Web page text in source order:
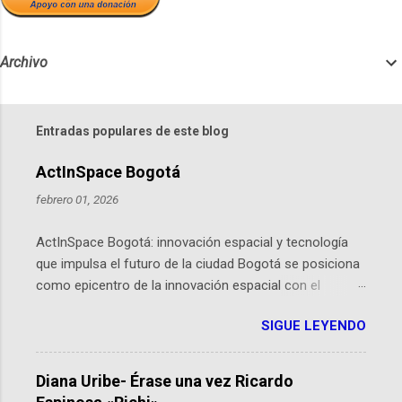
Archivo
Entradas populares de este blog
ActInSpace Bogotá
febrero 01, 2026
ActInSpace Bogotá: innovación espacial y tecnología
que impulsa el futuro de la ciudad Bogotá se posiciona
como epicentro de la innovación espacial con el
hackathon global que convierte tecnologías de la
Agencia Espacial Europea en soluciones prácticas para
la vida cotidiana. Este evento, organizado por el
Planetario de Bogotá del Idartes y la Universidad de los
SIGUE LEYENDO
Diana Uribe- Érase una vez Ricardo